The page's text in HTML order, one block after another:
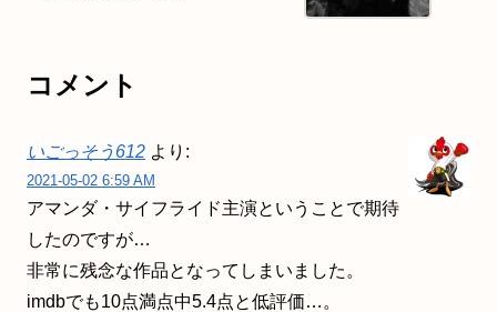
コメント
いごっそう612 より:
2021-05-02 6:59 AM
アマンダ・サイフライド主演ということで期待
したのですが…
非常に残念な作品となってしまいました。
imdbでも10点満点中5.4点と低評価…。